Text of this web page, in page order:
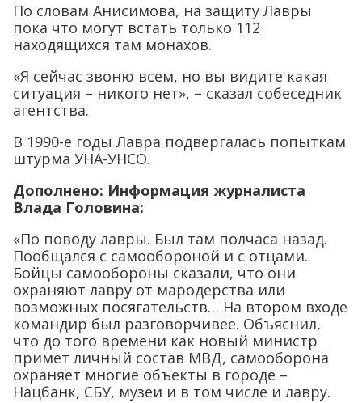
По словам Анисимова, на защиту Лавры
пока что могут встать только 112
находящихся там монахов.
«Я сейчас звоню всем, но вы видите какая
ситуация – никого нет», – сказал собеседник
агентства.
В 1990-е годы Лавра подвергалась попыткам
штурма УНА-УНСО.
Дополнено: Информация журналиста
Влада Головина:
«По поводу лавры. Был там полчаса назад.
Пообщался с самообороной и с отцами.
Бойцы самообороны сказали, что они
охраняют лавру от мародерства или
возможных посягательств… На втором входе
командир был разговорчивее. Объяснил,
что до того времени как новый министр
примет личный состав МВД, самооборона
охраняет многие объекты в городе –
Нацбанк, СБУ, музеи и в том числе и лавру.